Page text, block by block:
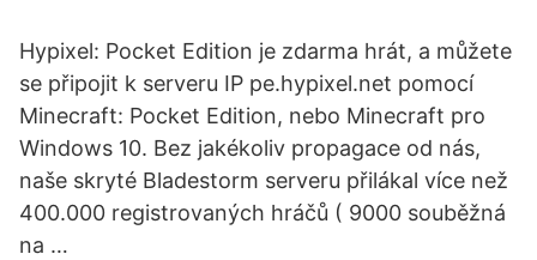
Hypixel: Pocket Edition je zdarma hrát, a můžete
se připojit k serveru IP pe.hypixel.net pomocí
Minecraft: Pocket Edition, nebo Minecraft pro
Windows 10. Bez jakékoliv propagace od nás,
naše skryté Bladestorm serveru přilákal více než
400.000 registrovaných hráčů ( 9000 souběžná
na …